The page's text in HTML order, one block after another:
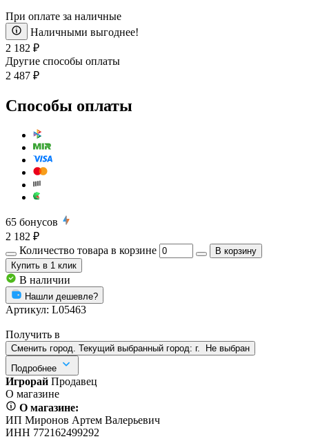
При оплате за наличные
Наличными выгоднее!
2 182 ₽
Другие способы оплаты
2 487 ₽
Способы оплаты
65 бонусов
2 182 ₽
Количество товара в корзине
В корзину
Купить в 1 клик
В наличии
Нашли дешевле?
Артикул: L05463
Получить в
Сменить город. Текущий выбранный город: г.
Не выбран
Подробнее
Игрорай Продавец
О магазине
О магазине:
ИП Миронов Артем Валерьевич
ИНН 772162499292